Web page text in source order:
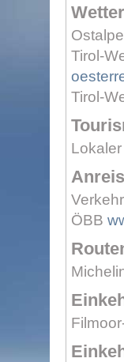
Wetter
Tirol-
Tirol-
ÖBB